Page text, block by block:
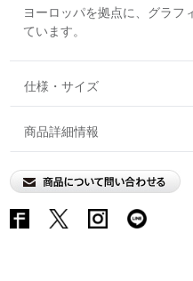
ヨーロッパを拠点に、グラフ
ています。
仕様・サイズ
商品詳細情報